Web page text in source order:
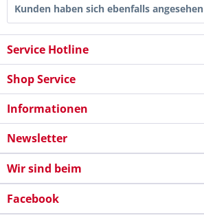
Kunden haben sich ebenfalls angesehen
Service Hotline
Shop Service
Informationen
Newsletter
Wir sind beim
Facebook